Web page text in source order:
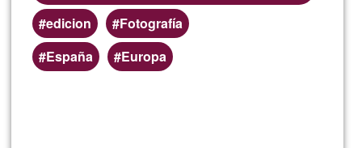
edicion
Fotografía
España
Europa